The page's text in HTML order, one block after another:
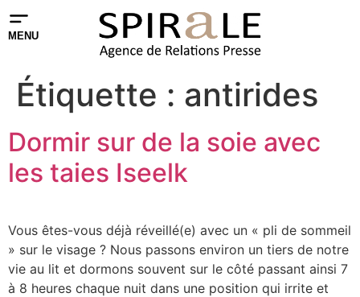
MENU
Étiquette : antirides
Dormir sur de la soie avec
les taies Iseelk
Vous êtes-vous déjà réveillé(e) avec un « pli de sommeil
» sur le visage ? Nous passons environ un tiers de notre
vie au lit et dormons souvent sur le côté passant ainsi 7
à 8 heures chaque nuit dans une position qui irrite et